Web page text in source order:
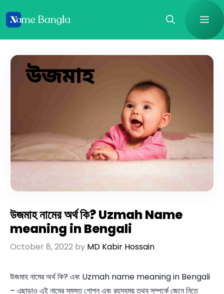
উজমাহ নামের অর্থ কি? Uzmah Name
meaning in Bengali
October 8, 2022 by MD Kabir Hossain
উজমাহ নামের অর্থ কি? এবং Uzmah name meaning in Bengali
– এছাড়াও এই নামের সমস্ত গোপন এবং রহস্যময় তথ্য সম্পর্কে জেনে নিতে